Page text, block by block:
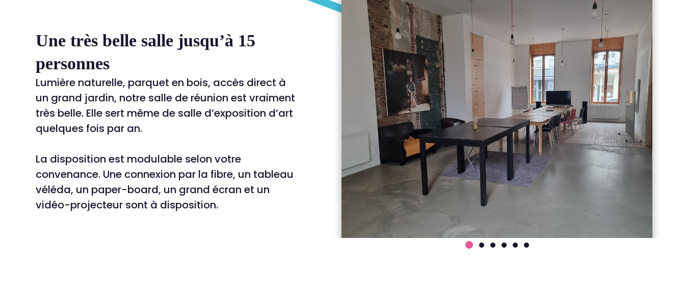
Une très belle salle jusqu’à 15
personnes
Lumière naturelle, parquet en bois, accès direct à
un grand jardin, notre salle de réunion est vraiment
très belle. Elle sert même de salle d’exposition d’art
quelques fois par an.
La disposition est modulable selon votre
convenance. Une connexion par la fibre, un tableau
véléda, un paper-board, un grand écran et un
vidéo-projecteur sont à disposition.